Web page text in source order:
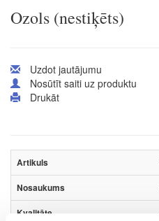
Ozols (nestiķēts)
Uzdot jautājumu
Nosūtīt saiti uz produktu
Drukāt